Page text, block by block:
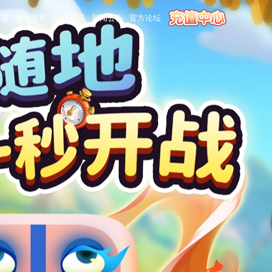
游戏资料 活动资讯 新闻公告 官方论坛